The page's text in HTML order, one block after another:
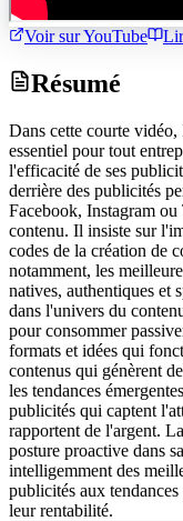
Voir sur YouTube
Résumé
Dans cette courte
essentiel pour tout
l'efficacité de ses
derrière des publicités
Facebook, Instagram
contenu. Il insiste sur
codes de la création de
notamment, les
natives, authentiques et
dans l'univers du
pour consommer
formats et idées qui
contenus qui génèrent
les tendances
publicités qui captent
rapportent de l'argent.
posture proactive dans
intelligemment des
publicités aux
leur rentabilité.